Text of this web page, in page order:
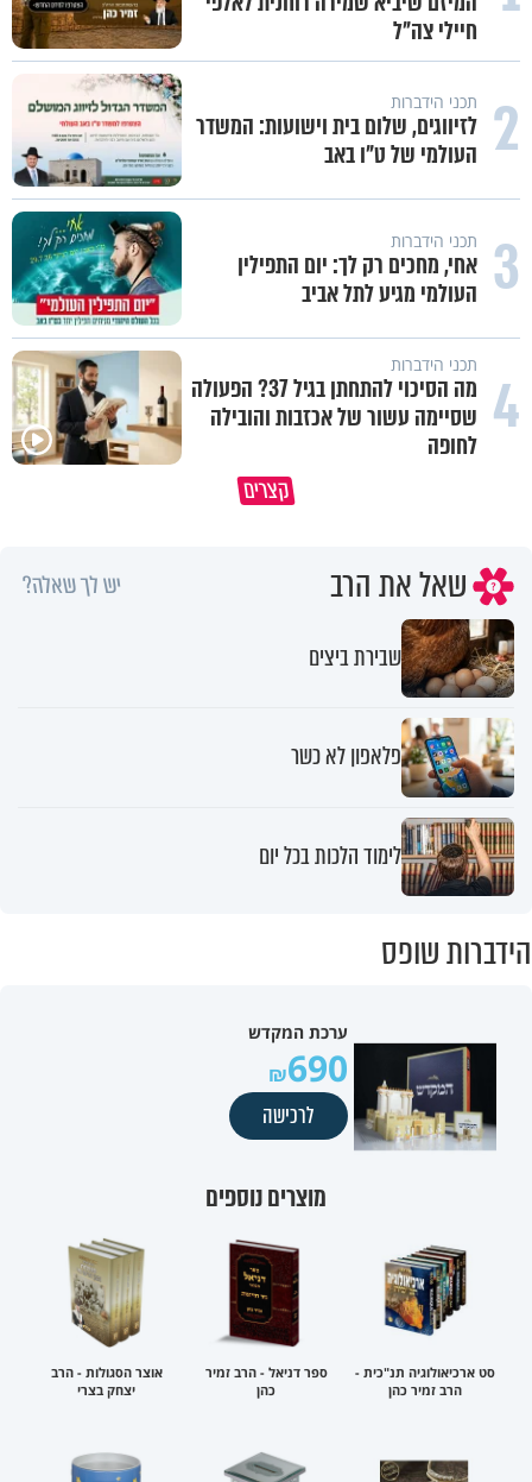
חיילי צה"ל
2 תכני הידברות
לזיווגים, שלום בית וישועות: המשדר
העולמי של ט"ו באב
3 תכני הידברות
אחי, מחכים רק לך: יום התפילין
העולמי מגיע לתל אביב
4 תכני הידברות
מה הסיכוי להתחתן בגיל 37? הפעולה
שסיימה עשור של אכזבות והובילה
לחופה
קצרים
שאל את הרב יש לך שאלה?
שבירת ביצים
פלאפון לא כשר
לימוד הלכות בכל יום
הידברות שופס
ערכת המקדש
690
לרכישה
מוצרים נוספים
סט ארכיאולוגיה תנ"כית -
הרב זמיר כהן
ספר דניאל - הרב זמיר
כהן
אוצר הסגולות - הרב
יצחק בצרי